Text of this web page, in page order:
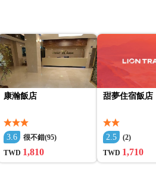
康瀚飯店
3.6
很不錯(95)
TWD 1,810
甜夢住宿飯店
2.5
(2)
TWD 1,710